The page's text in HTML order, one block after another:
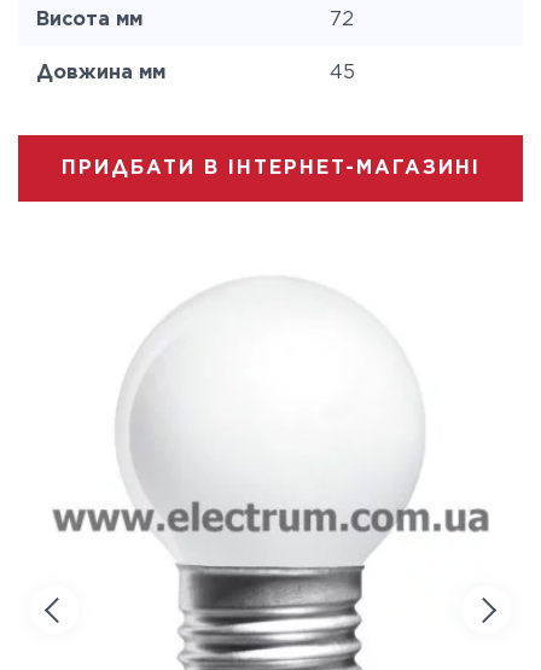
Висота мм 72
Довжина мм 45
ПРИДБАТИ В ІНТЕРНЕТ-МАГАЗИНІ